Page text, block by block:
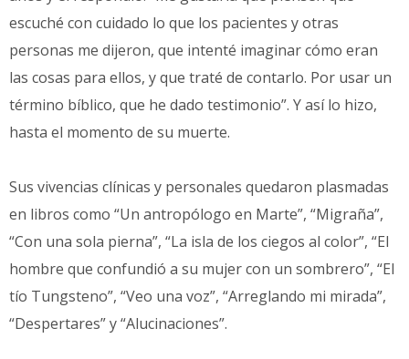
escuché con cuidado lo que los pacientes y otras
personas me dijeron, que intenté imaginar cómo eran
las cosas para ellos, y que traté de contarlo. Por usar un
término bíblico, que he dado testimonio”. Y así lo hizo,
hasta el momento de su muerte.
Sus vivencias clínicas y personales quedaron plasmadas
en libros como “Un antropólogo en Marte”, “Migraña”,
“Con una sola pierna”, “La isla de los ciegos al color”, “El
hombre que confundió a su mujer con un sombrero”, “El
tío Tungsteno”, “Veo una voz”, “Arreglando mi mirada”,
“Despertares” y “Alucinaciones”.